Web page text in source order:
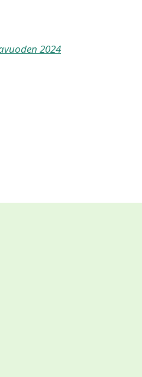
2024